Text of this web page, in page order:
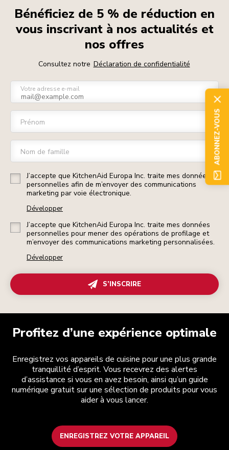
Bénéficiez de 5 % de réduction en
vous inscrivant à nos actualités et
nos offres
Consultez notre Déclaration de confidentialité
Votre adresse e-mail
Prénom
Nom de famille
J’accepte que KitchenAid Europa Inc. traite mes données
personnelles afin de m’envoyer des communications
marketing par voie électronique.
Développer
J’accepte que KitchenAid Europa Inc. traite mes données
personnelles pour mener des opérations de profilage et
m’envoyer des communications marketing personnalisées.
Développer
S’INSCRIRE
Profitez d’une expérience optimale
Enregistrez vos appareils de cuisine pour une plus grande
tranquillité d’esprit. Vous recevrez des alertes
d’assistance si vous en avez besoin, ainsi qu’un guide
numérique gratuit sur une sélection de produits pour vous
aider à vous lancer.
ENREGISTREZ VOTRE APPAREIL
ABONNEZ-VOUS